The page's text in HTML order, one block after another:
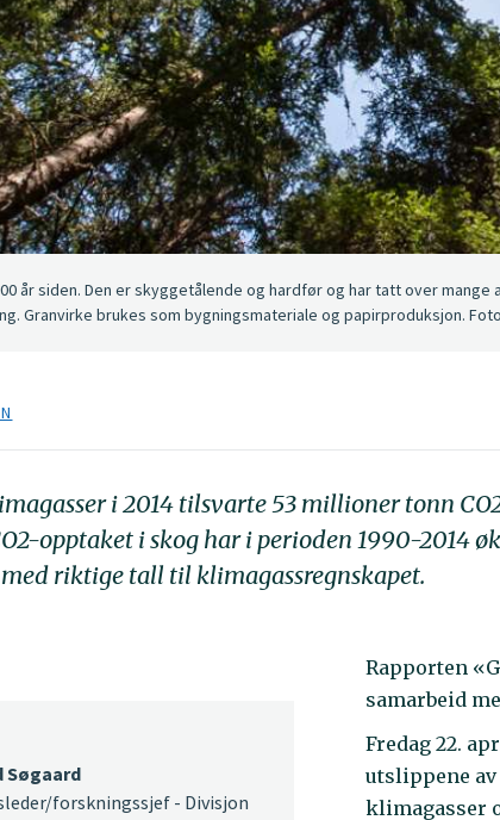
år siden. Den er skyggetålende og hardfør og har tatt over
Granvirke brukes som bygningsmateriale og papirproduksjon.
i 2014 tilsvarte 53 millioner tonn
opptaket i skog har i perioden 1990-2014
riktige tall til klimagassregnskapet.
Rapporten
samarbeid
Fredag 22.
utslippene
klimagasser
Søgaard
forskningssjef - Divisjon